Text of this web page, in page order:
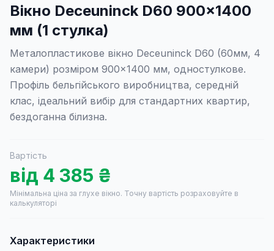
Вікно Deceuninck D60 900×1400
мм (1 стулка)
Металопластикове вікно Deceuninck D60 (60мм, 4
камери) розміром 900×1400 мм, одностулкове.
Профіль бельгійського виробництва, середній
клас, ідеальний вибір для стандартних квартир,
бездоганна білизна.
Вартість
від 4 385 ₴
Мінімальна ціна за глухе вікно. Точну вартість розраховуйте в
калькуляторі
Характеристики